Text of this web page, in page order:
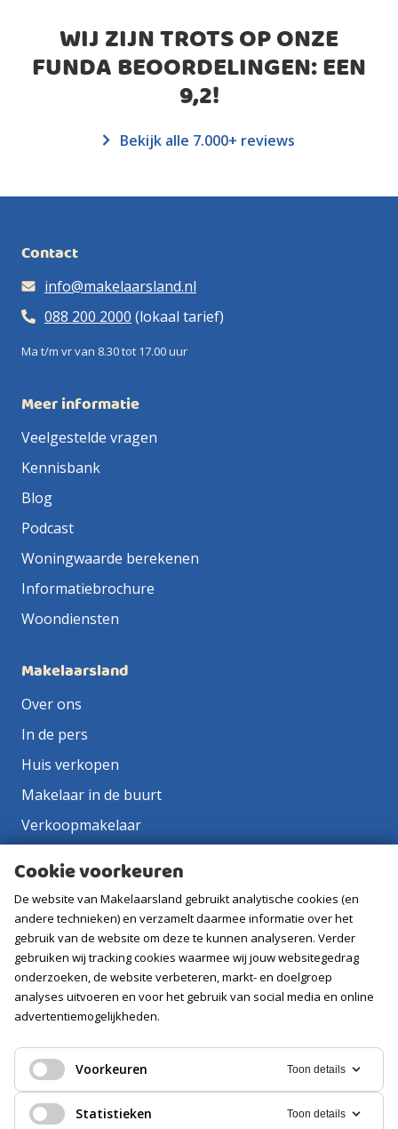
WIJ ZIJN TROTS OP ONZE
FUNDA BEOORDELINGEN: EEN
9,2!
Bekijk alle 7.000+ reviews
Contact
info@makelaarsland.nl
088 200 2000 (lokaal tarief)
Ma t/m vr van 8.30 tot 17.00 uur
Meer informatie
Veelgestelde vragen
Kennisbank
Blog
Podcast
Woningwaarde berekenen
Informatiebrochure
Woondiensten
Makelaarsland
Over ons
In de pers
Huis verkopen
Makelaar in de buurt
Verkoopmakelaar
Vacatures
Volg ons
Cookie voorkeuren
De website van Makelaarsland gebruikt analytische cookies (en
andere technieken) en verzamelt daarmee informatie over het
gebruik van de website om deze te kunnen analyseren. Verder
gebruiken wij tracking cookies waarmee wij jouw websitegedrag
onderzoeken, de website verbeteren, markt- en doelgroep
analyses uitvoeren en voor het gebruik van social media en online
advertentiemogelijkheden.
Voorkeuren Toon details
Statistieken Toon details